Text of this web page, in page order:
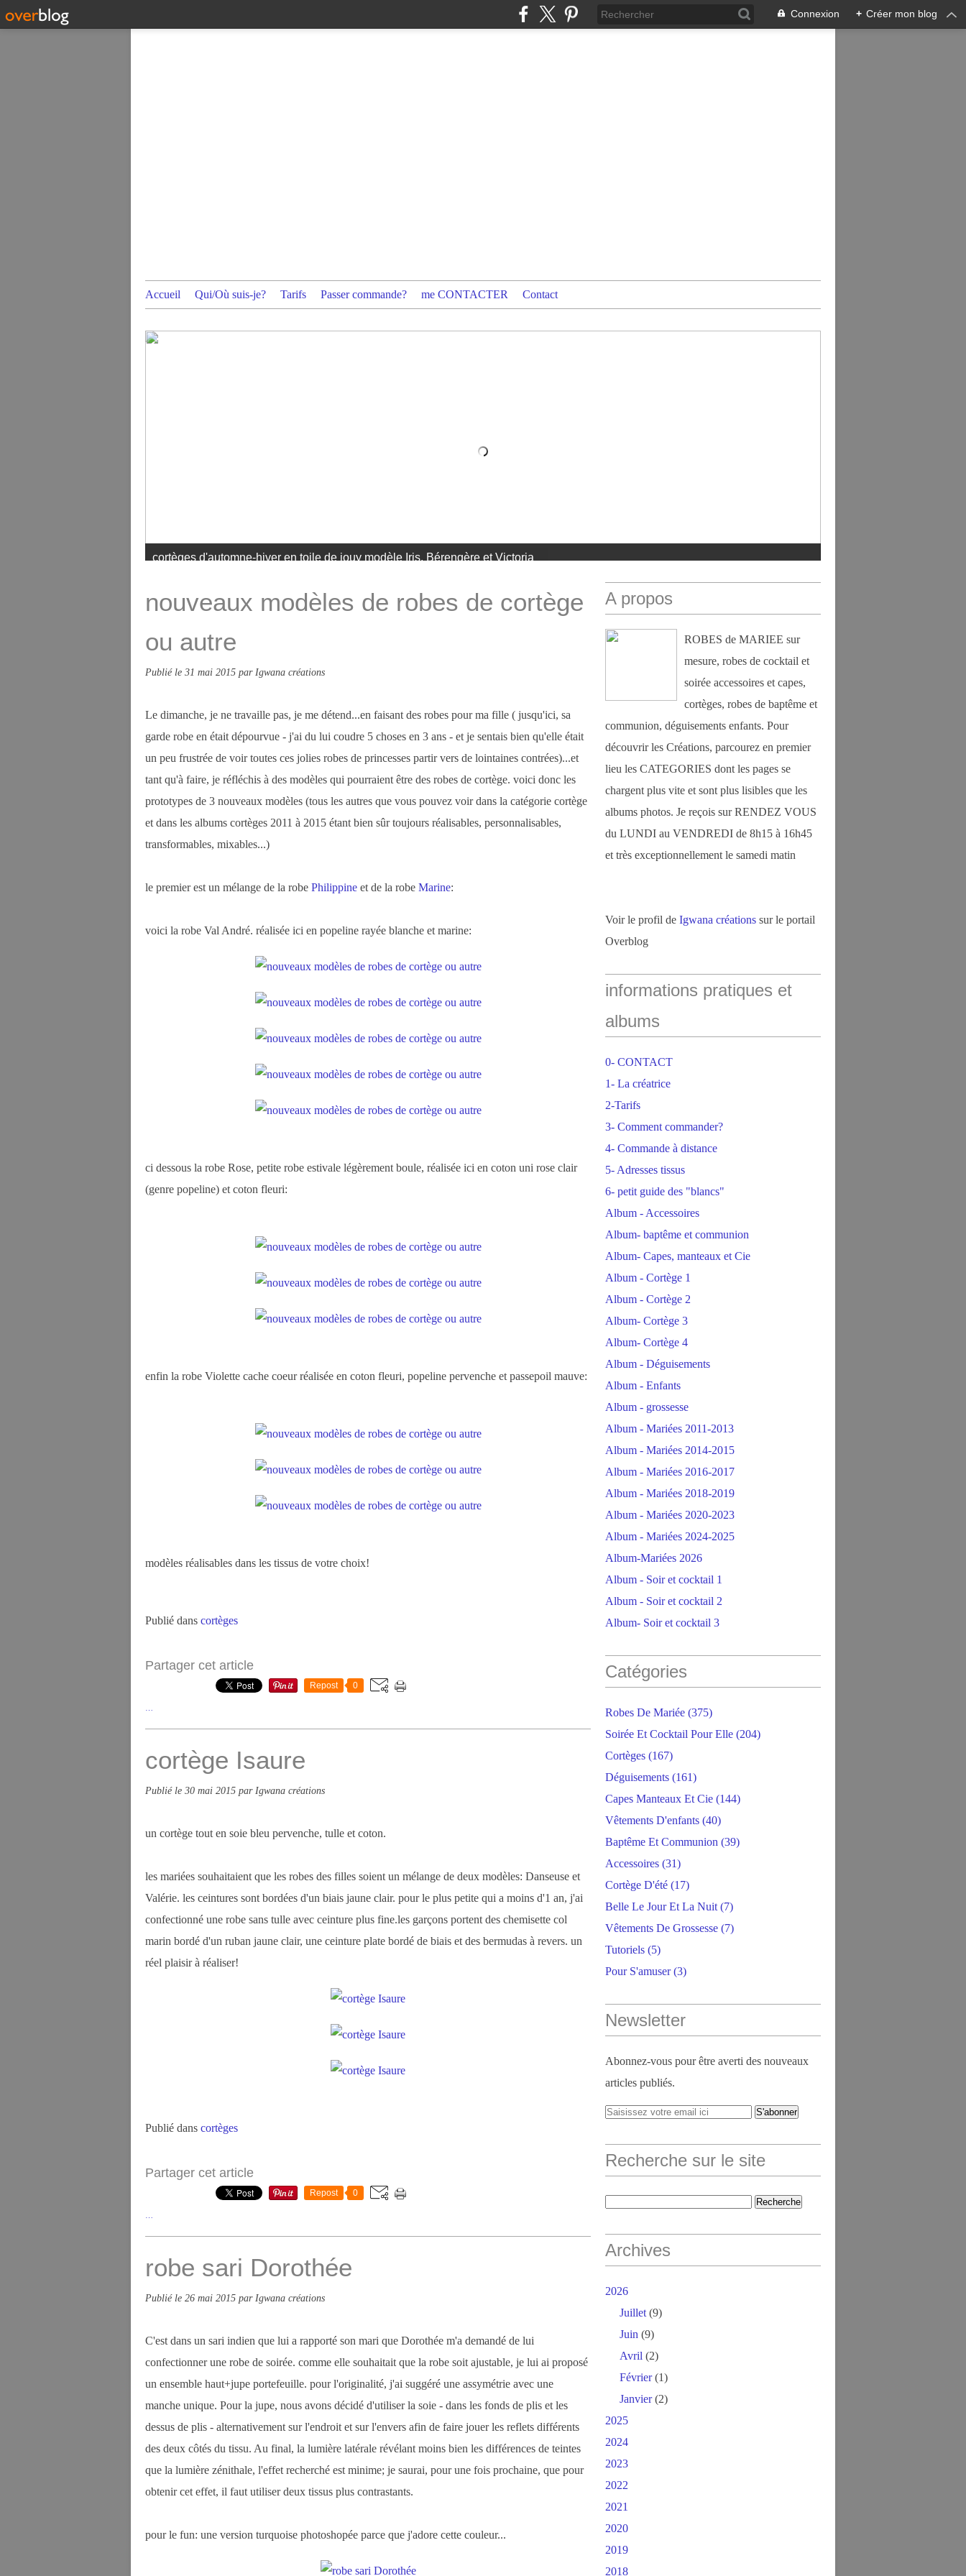
Connexion + Créer mon blog
Accueil Qui/Où suis-je? Tarifs Passer commande? me CONTACTER Contact
derniers cortèges d'été: modèle Hélène
nouveaux modèles de robes de cortège
ou autre
Publié le 31 mai 2015 par Igwana créations
Le dimanche, je ne travaille pas, je me détend...en faisant des robes pour ma fille ( jusqu'ici, sa
garde robe en était dépourvue - j'ai du lui coudre 5 choses en 3 ans - et je sentais bien qu'elle était
un peu frustrée de voir toutes ces jolies robes de princesses partir vers de lointaines contrées)...et
tant qu'à faire, je réfléchis à des modèles qui pourraient être des robes de cortège. voici donc les
prototypes de 3 nouveaux modèles (tous les autres que vous pouvez voir dans la catégorie cortège
et dans les albums cortèges 2011 à 2015 étant bien sûr toujours réalisables, personnalisables,
transformables, mixables...)
le premier est un mélange de la robe Philippine et de la robe Marine:
voici la robe Val André. réalisée ici en popeline rayée blanche et marine:
ci dessous la robe Rose, petite robe estivale légèrement boule, réalisée ici en coton uni rose clair
(genre popeline) et coton fleuri:
enfin la robe Violette cache coeur réalisée en coton fleuri, popeline pervenche et passepoil mauve:
modèles réalisables dans les tissus de votre choix!
Publié dans cortèges
Partager cet article
Repost 0
cortège Isaure
Publié le 30 mai 2015 par Igwana créations
un cortège tout en soie bleu pervenche, tulle et coton.
les mariées souhaitaient que les robes des filles soient un mélange de deux modèles: Danseuse et
Valérie. les ceintures sont bordées d'un biais jaune clair. pour le plus petite qui a moins d'1 an, j'ai
confectionné une robe sans tulle avec ceinture plus fine.les garçons portent des chemisette col
marin bordé d'un ruban jaune clair, une ceinture plate bordé de biais et des bermudas à revers. un
réel plaisir à réaliser!
Publié dans cortèges
Partager cet article
Repost 0
robe sari Dorothée
Publié le 26 mai 2015 par Igwana créations
C'est dans un sari indien que lui a rapporté son mari que Dorothée m'a demandé de lui
confectionner une robe de soirée. comme elle souhaitait que la robe soit ajustable, je lui ai proposé
un ensemble haut+jupe portefeuille. pour l'originalité, j'ai suggéré une assymétrie avec une
manche unique. Pour la jupe, nous avons décidé d'utiliser la soie - dans les fonds de plis et les
dessus de plis - alternativement sur l'endroit et sur l'envers afin de faire jouer les reflets différents
des deux côtés du tissu. Au final, la lumière latérale révélant moins bien les différences de teintes
que la lumière zénithale, l'effet recherché est minime; je saurai, pour une fois prochaine, que pour
obtenir cet effet, il faut utiliser deux tissus plus contrastants.
pour le fun: une version turquoise photoshopée parce que j'adore cette couleur...
A propos
ROBES de MARIEE sur
mesure, robes de cocktail et
soirée accessoires et capes,
cortèges, robes de baptême et
communion, déguisements enfants. Pour
découvrir les Créations, parcourez en premier
lieu les CATEGORIES dont les pages se
chargent plus vite et sont plus lisibles que les
albums photos. Je reçois sur RENDEZ VOUS
du LUNDI au VENDREDI de 8h15 à 16h45
et très exceptionnellement le samedi matin
Voir le profil de Igwana créations sur le portail
Overblog
informations pratiques et
albums
0- CONTACT
1- La créatrice
2-Tarifs
3- Comment commander?
4- Commande à distance
5- Adresses tissus
6- petit guide des "blancs"
Album - Accessoires
Album- baptême et communion
Album- Capes, manteaux et Cie
Album - Cortège 1
Album - Cortège 2
Album- Cortège 3
Album- Cortège 4
Album - Déguisements
Album - Enfants
Album - grossesse
Album - Mariées 2011-2013
Album - Mariées 2014-2015
Album - Mariées 2016-2017
Album - Mariées 2018-2019
Album - Mariées 2020-2023
Album - Mariées 2024-2025
Album-Mariées 2026
Album - Soir et cocktail 1
Album - Soir et cocktail 2
Album- Soir et cocktail 3
Catégories
Robes De Mariée (375)
Soirée Et Cocktail Pour Elle (204)
Cortèges (167)
Déguisements (161)
Capes Manteaux Et Cie (144)
Vêtements D'enfants (40)
Baptême Et Communion (39)
Accessoires (31)
Cortège D'été (17)
Belle Le Jour Et La Nuit (7)
Vêtements De Grossesse (7)
Tutoriels (5)
Pour S'amuser(3)
Newsletter
Abonnez-vous pour être averti des nouveaux
articles publiés.
Recherche sur le site
Archives
2026
Juillet (9)
Juin (9)
Avril (2)
Février(1)
Janvier(2)
2025
2024
2023
2022
2021
2020
2019
2018